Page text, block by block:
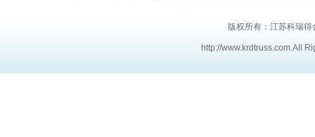
版权所有：江苏科瑞
http://www.krdtruss.com.All